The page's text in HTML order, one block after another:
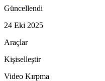
Güncellendi
24 Eki 2025
Araçlar
Kişiselleştir
Video Kırpma